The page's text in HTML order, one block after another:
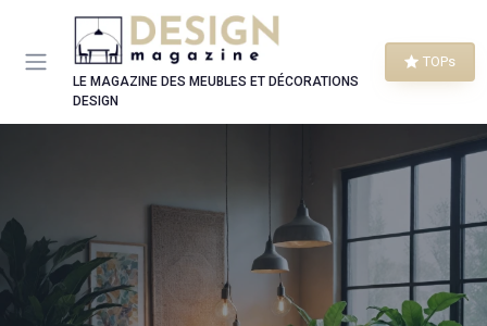
LE MAGAZINE DES MEUBLES ET DÉCORATIONS
DESIGN
TOPs
Panneau de gestion des cookies